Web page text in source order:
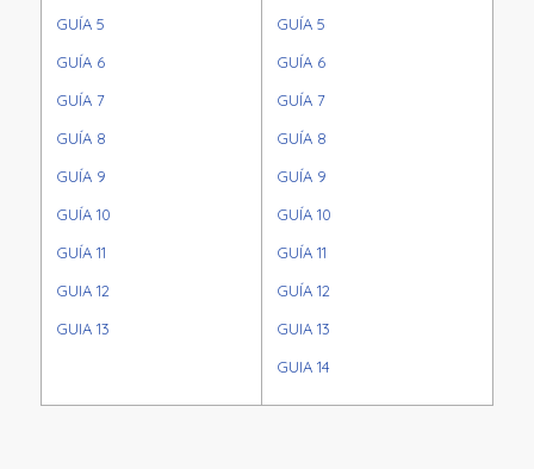
GUÍA 5
GUÍA 6
GUÍA 7
GUÍA 8
GUÍA 9
GUÍA 10
GUÍA 11
GUIA 12
GUIA 13
GUÍA 5
GUÍA 6
GUÍA 7
GUÍA 8
GUÍA 9
GUÍA 10
GUÍA 11
GUÍA 12
GUIA 13
GUIA 14